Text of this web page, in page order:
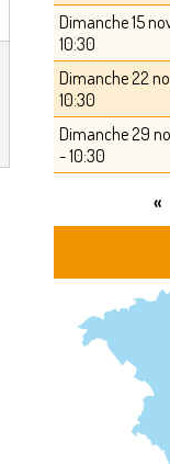
Dimanche 15
10:30
Dimanche 22
10:30
Dimanche 29
- 10:30
«